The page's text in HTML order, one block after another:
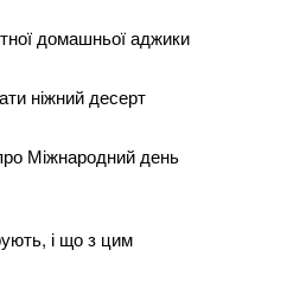
домашньої аджики
ніжний десерт
Міжнародний день
і що з цим